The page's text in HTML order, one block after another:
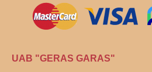
UAB "GERAS GARAS"